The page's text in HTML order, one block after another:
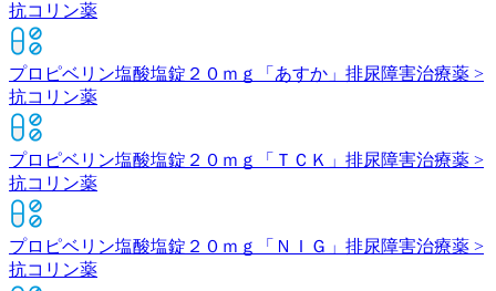
抗コリン薬
プロピベリン塩酸塩錠２０ｍｇ「あすか」 排尿障害治療薬 >
抗コリン薬
プロピベリン塩酸塩錠２０ｍｇ「ＴＣＫ」 排尿障害治療薬 >
抗コリン薬
プロピベリン塩酸塩錠２０ｍｇ「ＮＩＧ」 排尿障害治療薬 >
抗コリン薬